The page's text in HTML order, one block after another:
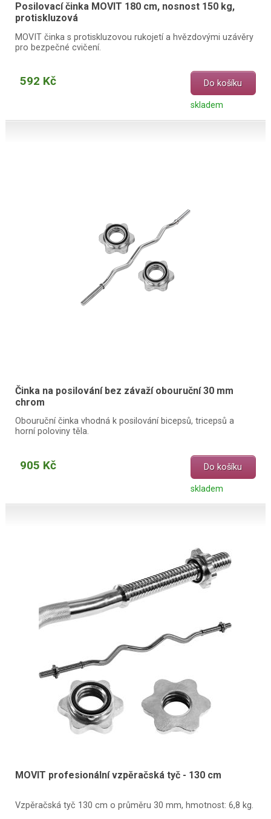
Posilovací činka MOVIT 180 cm, nosnost 150 kg,
protiskluzová
MOVIT činka s protiskluzovou rukojetí a hvězdovými uzávěry
pro bezpečné cvičení.
592 Kč Do košíku
skladem
Činka na posilování bez závaží obouruční 30 mm
chrom
Obouruční činka vhodná k posilování bicepsů, tricepsů a
horní poloviny těla.
905 Kč Do košíku
skladem
MOVIT profesionální vzpěračská tyč - 130 cm
Vzpěračská tyč 130 cm o průměru 30 mm, hmotnost: 6,8 kg.